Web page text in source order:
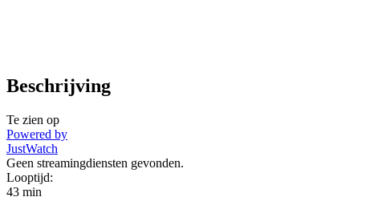
Beschrijving
Te zien op
Powered by
JustWatch
Geen streamingdiensten gevonden.
Looptijd:
43 min